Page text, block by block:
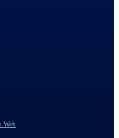
Web